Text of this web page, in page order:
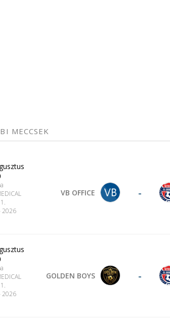
MECCSEK
2026
VB OFFICE -
2026
GOLDEN BOYS -